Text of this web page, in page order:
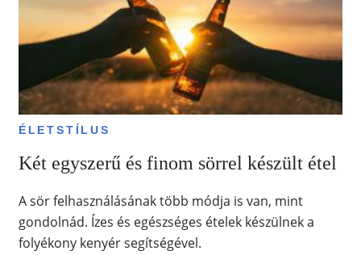
ÉLETSTÍLUS
Két egyszerű és finom sörrel készült étel
A sör felhasználásának több módja is van, mint
gondolnád. Ízes és egészséges ételek készülnek a
folyékony kenyér segítségével.